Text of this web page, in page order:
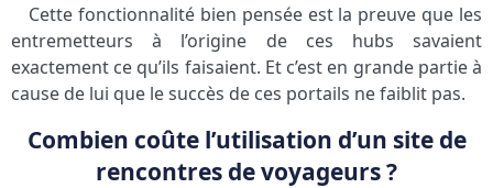
Cette fonctionnalité bien pensée est la preuve que les
entremetteurs à l’origine de ces hubs savaient
exactement ce qu’ils faisaient. Et c’est en grande partie à
cause de lui que le succès de ces portails ne faiblit pas.
Combien coûte l’utilisation d’un site de
rencontres de voyageurs ?